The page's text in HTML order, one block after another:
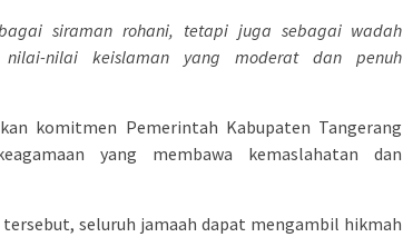
siraman rohani, tetapi juga sebagai wadah
nilai keislaman yang moderat dan penuh
komitmen Pemerintah Kabupaten Tangerang
yang membawa kemaslahatan dan
seluruh jamaah dapat mengambil hikmah